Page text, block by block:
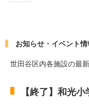
お知らせ・イベント情
世田谷区内各施設の最
【終了】和光